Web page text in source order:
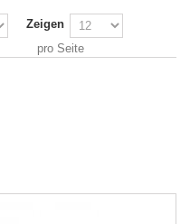
Zeigen
pro Seite